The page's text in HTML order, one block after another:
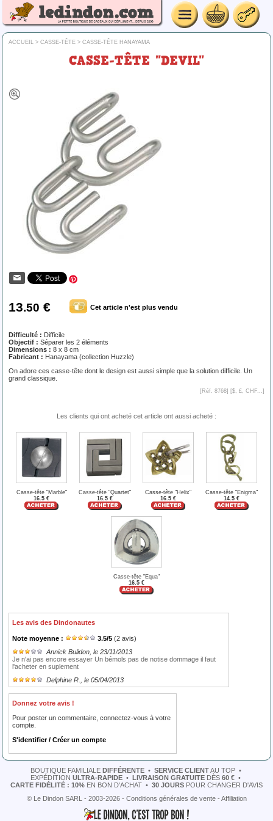
ACCUEIL > CASSE-TÊTE > CASSE-TÊTE HANAYAMA
CASSE-TÊTE "DEVIL"
13.50 € Cet article n'est plus vendu
Difficulté : Difficile
Objectif : Séparer les 2 éléments
Dimensions : 8 x 8 cm
Fabricant : Hanayama (collection Huzzle)
On adore ces casse-tête dont le design est aussi simple que la solution difficile. Un
grand classique.
[Réf. 8768] [$, £, CHF...]
Les clients qui ont acheté cet article ont aussi acheté :
Casse-tête "Marble"
16.5 €
Casse-tête "Quartet"
16.5 €
Casse-tête "Helix"
16.5 €
Casse-tête "Enigma"
14.5 €
Casse-tête "Equa"
16.5 €
Les avis des Dindonautes
Note moyenne : 3.5/5 (2 avis)
Annick Bulidon , le 23/11/2013
Je n'ai pas encore essayer Un bémols pas de notise dommage il faut
l'acheter en suplement
Delphine R.
, le 05/04/2013
Donnez votre avis !
Pour poster un commentaire, connectez-vous à votre
compte.
S'identifier / Créer un compte
BOUTIQUE FAMILIALE DIFFÉRENTE• SERVICE CLIENTAU TOP•
EXPÉDITION ULTRA-RAPIDE • LIVRAISON GRATUITE DÈS 60 € •
CARTE FIDÉLITÉ : 10% EN BON D'ACHAT • 30 JOURS POUR CHANGER D'AVIS
© Le Dindon SARL - 2003-2026 - Conditions générales de vente- Affiliation